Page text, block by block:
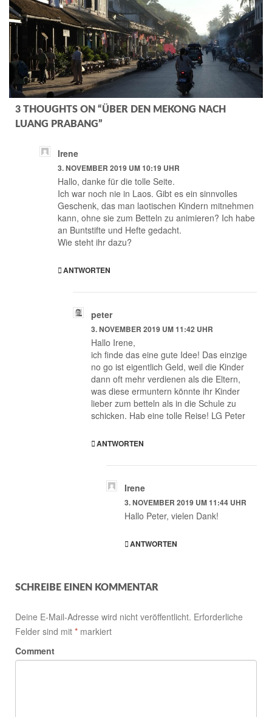
3 THOUGHTS ON “ÜBER DEN MEKONG NACH
LUANG PRABANG”
Irene
3. NOVEMBER 2019 UM 10:19 UHR
Hallo, danke für die tolle Seite.
Ich war noch nie in Laos. Gibt es ein sinnvolles
Geschenk, das man laotischen Kindern mitnehmen
kann, ohne sie zum Betteln zu animieren? Ich habe
an Buntstifte und Hefte gedacht.
Wie steht ihr dazu?
ANTWORTEN
peter
3. NOVEMBER 2019 UM 11:42 UHR
Hallo Irene,
ich finde das eine gute Idee! Das einzige
no go ist eigentlich Geld, weil die Kinder
dann oft mehr verdienen als die Eltern,
was diese ermuntern könnte ihr Kinder
lieber zum betteln als in die Schule zu
schicken. Hab eine tolle Reise! LG Peter
ANTWORTEN
Irene
3. NOVEMBER 2019 UM 11:44 UHR
Hallo Peter, vielen Dank!
ANTWORTEN
SCHREIBE EINEN KOMMENTAR
Deine E-Mail-Adresse wird nicht veröffentlicht. Erforderliche
Felder sind mit * markiert
Comment